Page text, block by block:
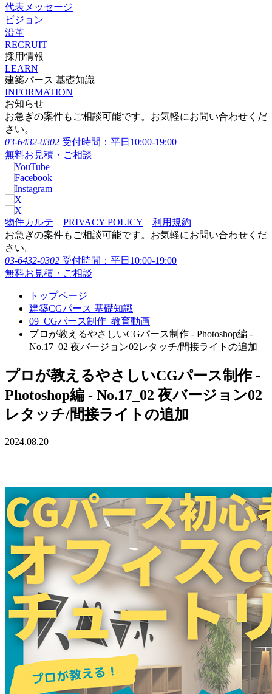
代表メッセージ
ビジョン
沿革
RECRUIT
採用情報
LEARN
建築パース 基礎知識
INFORMATION
お知らせ
お急ぎの案件もご相談可能です。お気軽にお問い合わせくだ
さい。
03-6432-0302 受付時間：平日10:00-19:00
無料お見積・ご相談
物件カルテ PRIVACY POLICY
利用規約
お急ぎの案件もご相談可能です。お気軽にお問い合わせくだ
さい。
03-6432-0302 受付時間：平日10:00-19:00
無料お見積・ご相談
トップページ
建築CGパース 基礎知識
09_CGパース制作_教育動画
プロが教えるやさしいCGパース制作 - Photoshop編 -
No.17_02 夜バージョン02レタッチ/間接ライトの追加
プロが教えるやさしいCGパース制作 -
Photoshop編 - No.17_02 夜バージョン02
レタッチ/間接ライトの追加
2024.08.20